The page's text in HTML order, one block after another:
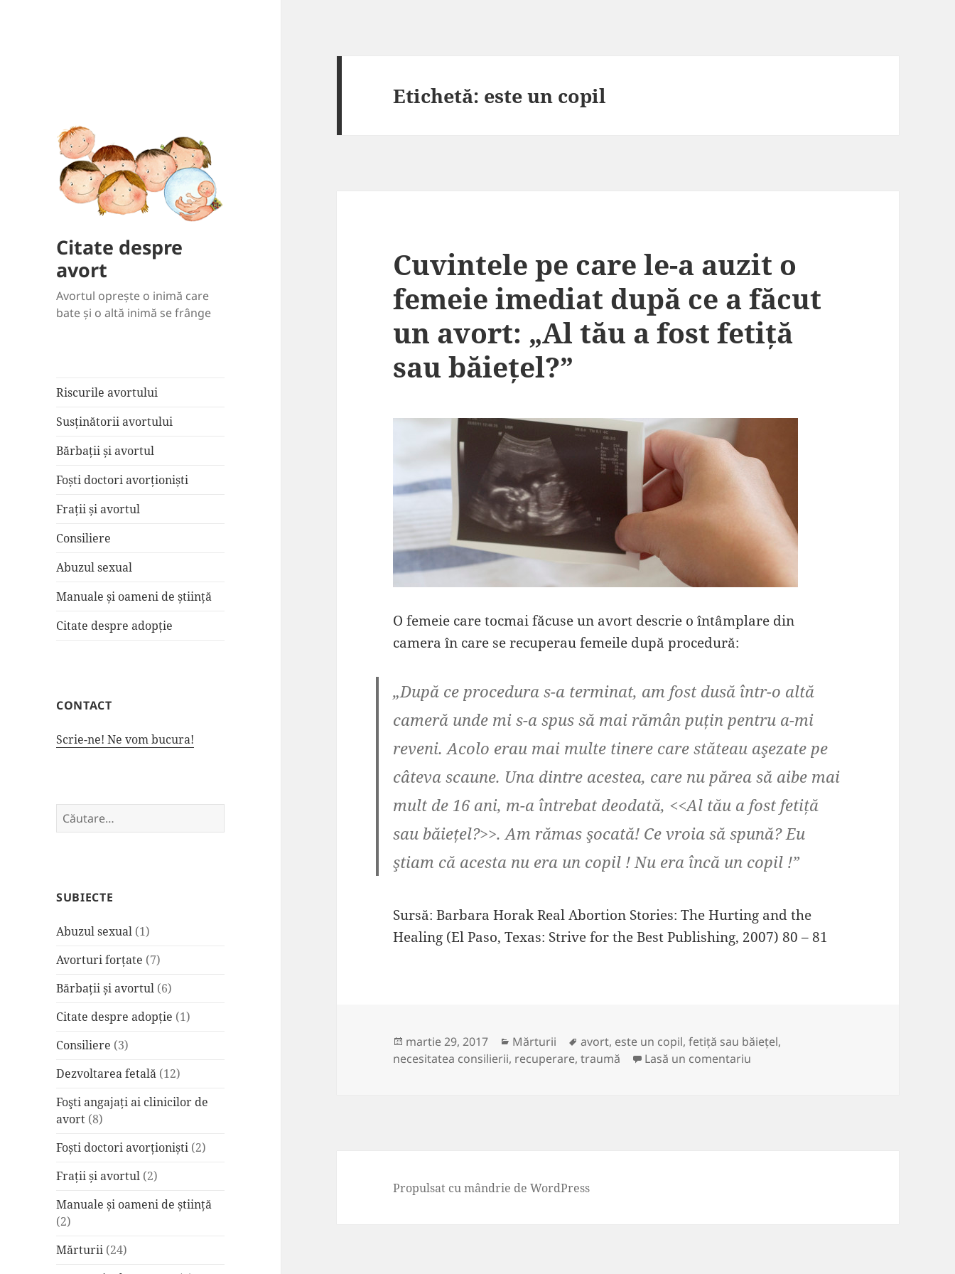
Citate despre
avort
Avortul oprește o inimă care
bate și o altă inimă se frânge
Riscurile avortului
Susținătorii avortului
Bărbații și avortul
Foști doctori avorționiști
Frații și avortul
Consiliere
Abuzul sexual
Manuale și oameni de știință
Citate despre adopție
CONTACT
Scrie-ne! Ne vom bucura!
Caută
după:
SUBIECTE
Abuzul sexual (1)
Avorturi forțate (7)
Bărbații și avortul (6)
Citate despre adopție (1)
Consiliere (3)
Dezvoltarea fetală (12)
Foşti angajați ai clinicilor de
avort (8)
Foști doctori avorționiști (2)
Frații și avortul (2)
Manuale și oameni de știință
(2)
Mărturii (24)
Etichetă: este un copil
Cuvintele pe care le-a auzit o
femeie imediat după ce a făcut
un avort: „Al tău a fost fetiță
sau băiețel?”
O femeie care tocmai făcuse un avort descrie o întâmplare din
camera în care se recuperau femeile după procedură:
„După ce procedura s-a terminat, am fost dusă într-o altă
cameră unde mi s-a spus să mai rămân puțin pentru a-mi
reveni. Acolo erau mai multe tinere care stăteau aşezate pe
câteva scaune. Una dintre acestea, care nu părea să aibe mai
mult de 16 ani, m-a întrebat deodată, <<Al tău a fost fetiță
sau băiețel?>>. Am rămas şocată! Ce vroia să spună? Eu
ştiam că acesta nu era un copil ! Nu era încă un copil !”
Sursă: Barbara Horak Real Abortion Stories: The Hurting and the
Healing (El Paso, Texas: Strive for the Best Publishing, 2007) 80 – 81
Publicat
pe
martie 29, 2017 Categorii
Mărturii Etichete
avort, este un copil,fetiță sau băiețel,
necesitatea consilierii, recuperare,traumă Lasă un comentariu
Propulsat cu mândrie de WordPress